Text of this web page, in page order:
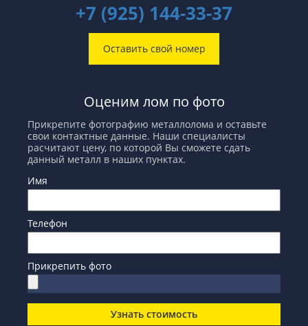
+7 (925) 144-33-37
Оставить свой номер
Оценим лом по фото
Прикрепите фотографию металлолома и оставьте
свои контактные данные. Наши специалисты
расчитают цену, по которой Вы сможете сдать
данный металл в наших пунктах.
Имя
Телефон
Прикрепить фото
Узнать стоимость